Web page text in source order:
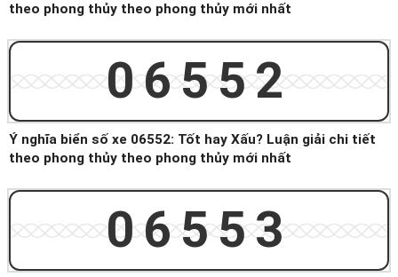
theo phong thủy theo phong thủy mới nhất
06552
Ý nghĩa biển số xe 06552: Tốt hay Xấu? Luận giải chi tiết
theo phong thủy theo phong thủy mới nhất
06553